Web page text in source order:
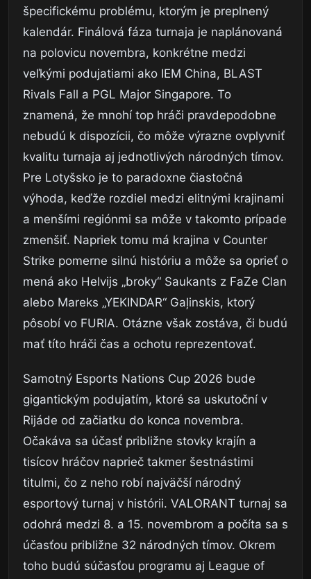
špecifickému problému, ktorým je preplnený
kalendár. Finálová fáza turnaja je naplánovaná
na polovicu novembra, konkrétne medzi
veľkými podujatiami ako IEM China, BLAST
Rivals Fall a PGL Major Singapore. To
znamená, že mnohí top hráči pravdepodobne
nebudú k dispozícii, čo môže výrazne ovplyvniť
kvalitu turnaja aj jednotlivých národných tímov.
Pre Lotyšsko je to paradoxne čiastočná
výhoda, keďže rozdiel medzi elitnými krajinami
a menšími regiónmi sa môže v takomto prípade
zmenšiť. Napriek tomu má krajina v Counter
Strike pomerne silnú históriu a môže sa oprieť o
mená ako Helvijs „broky“ Saukants z FaZe Clan
alebo Mareks „YEKINDAR“ Gaļinskis, ktorý
pôsobí vo FURIA. Otázne však zostáva, či budú
mať títo hráči čas a ochotu reprezentovať.
Samotný Esports Nations Cup 2026 bude
gigantickým podujatím, ktoré sa uskutoční v
Rijáde od začiatku do konca novembra.
Očakáva sa účasť približne stovky krajín a
tisícov hráčov naprieč takmer šestnástimi
titulmi, čo z neho robí najväčší národný
esportový turnaj v histórii. VALORANT turnaj sa
odohrá medzi 8. a 15. novembrom a počíta sa s
účasťou približne 32 národných tímov. Okrem
toho budú súčasťou programu aj League of